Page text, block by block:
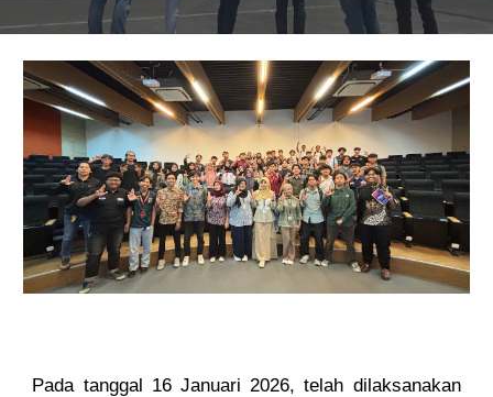
Pada tanggal 16 Januari 2026, telah dilaksanakan